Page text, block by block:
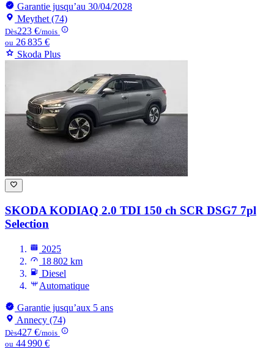
Garantie jusqu’au 30/04/2028
Meythet (74)
Dès223 €/mois
ou 26 835 €
Skoda Plus
SKODA KODIAQ 2.0 TDI 150 ch SCR DSG7 7pl
Selection
2025
18 802 km
Diesel
Automatique
Garantie jusqu’aux 5 ans
Annecy (74)
Dès427 €/mois
ou 44 990 €